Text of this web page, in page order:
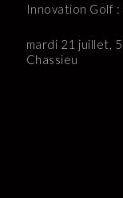
Innovation Golf
mardi 21 juillet,
Chassieu